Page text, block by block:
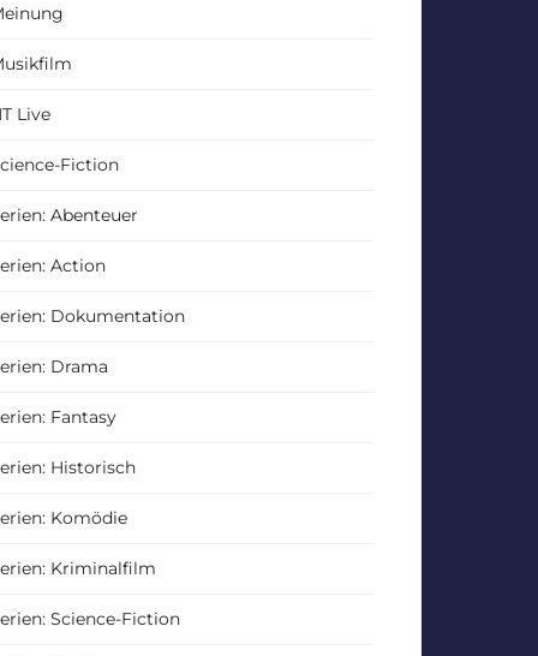
Live
Fiction
Abenteuer
Action
Dokumentation
Drama
Fantasy
Historisch
Komödie
Kriminalfilm
Science-Fiction